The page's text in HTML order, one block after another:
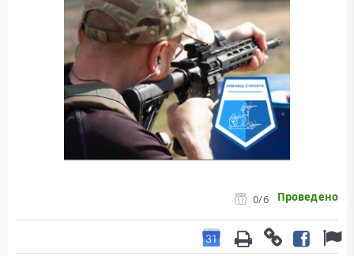
0/6 Проведено